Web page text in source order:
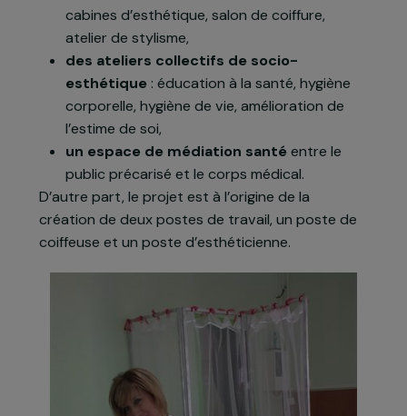
santé pour cette population féminine. L’institut
met à la disposition de ces femmes, dont le
nombre estimé est de 500 par an, trois types de
services:
des prestations de soins individuels
cabines d’esthétique, salon de coiffure,
atelier de stylisme,
des ateliers collectifs de socio-
esthétique: éducation à la santé, hygiène
corporelle, hygiène de vie, amélioration de
l’estime de soi,
un espace de médiation santé
public précarisé et le corps médical.
D’autre part, le projet est à l’origine de la
création de deux postes de travail, un poste de
coiffeuse et un poste d’esthéticienne.